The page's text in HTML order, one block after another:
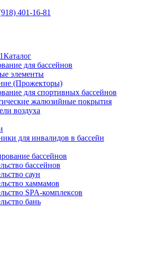
401-16-81
Каталог
для бассейнов
элементы
(Прожекторы)
для спортивных бассейнов
жалюзийные покрытия
воздуха
для инвалидов в бассейн
бассейнов
бассейнов
саун
хаммамов
SPA-комплексов
бань